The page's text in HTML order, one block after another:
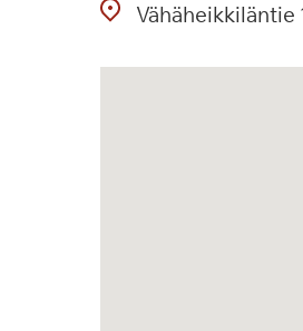
Vähäheikkiläntie